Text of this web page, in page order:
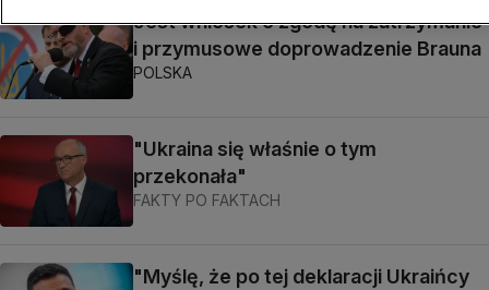
Jest wniosek o zgodę na zatrzymanie
i przymusowe doprowadzenie Brauna
POLSKA
"Ukraina się właśnie o tym
przekonała"
FAKTY PO FAKTACH
"Myślę, że po tej deklaracji Ukraińcy